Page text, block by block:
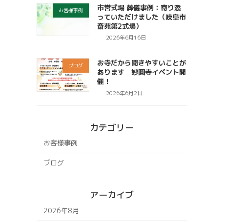
お客様事例
市営式場 葬儀事例：寄り添
っていただけました（岐阜市
斎苑第2式場）
2026年6月16日
ブログ
お寺だから聞きやすいことが
あります 妙圓寺イベント開
催！
2026年6月2日
カテゴリー
お客様事例
ブログ
アーカイブ
2026年8月